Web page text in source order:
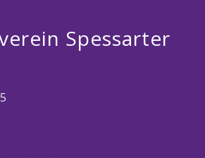
Spessarter